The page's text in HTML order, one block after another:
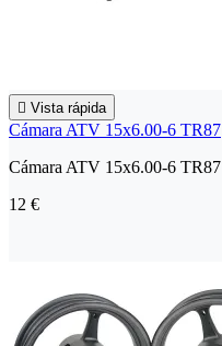
 Vista rápida
Cámara ATV 15x6.00-6 TR87
Cámara ATV 15x6.00-6 TR87
12 €